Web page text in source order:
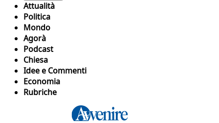
Attualità
Politica
Mondo
Agorà
Podcast
Chiesa
Idee e Commenti
Economia
Rubriche